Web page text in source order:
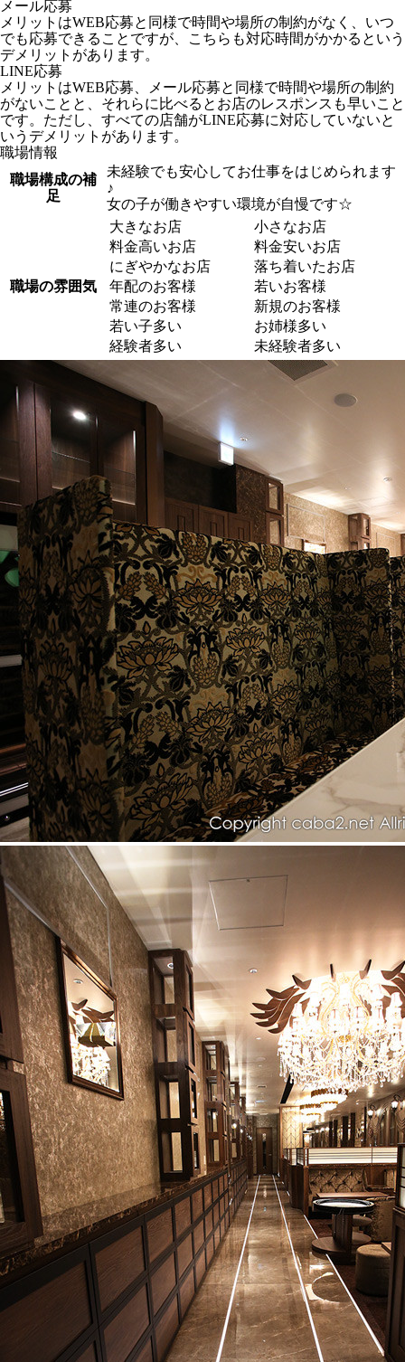
メール応募
メリットはWEB応募と同様で時間や場所の制約がなく、いつ
でも応募できることですが、こちらも対応時間がかかるという
デメリットがあります。
LINE応募
メリットはWEB応募、メール応募と同様で時間や場所の制約
がないことと、それらに比べるとお店のレスポンスも早いこと
です。ただし、すべての店舗がLINE応募に対応していないと
いうデメリットがあります。
職場情報
職場構成の補
足
未経験でも安心してお仕事をはじめられます
♪
女の子が働きやすい環境が自慢です☆
職場の雰囲気
大きなお店
小さなお店
料金高いお店
料金安いお店
にぎやかなお店
落ち着いたお店
年配のお客様
若いお客様
常連のお客様
新規のお客様
若い子多い
お姉様多い
経験者多い
未経験者多い